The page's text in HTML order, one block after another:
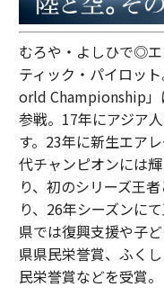
むろや・よしひで◎
ティック・パイロッ
orld Championship」
参戦。17年にアジア
す。23年に新生エア
代チャンピオンには
り、初のシリーズ王
り、26年シーズンに
県では復興支援や子
県県民栄誉賞、ふく
民栄誉賞などを受賞。